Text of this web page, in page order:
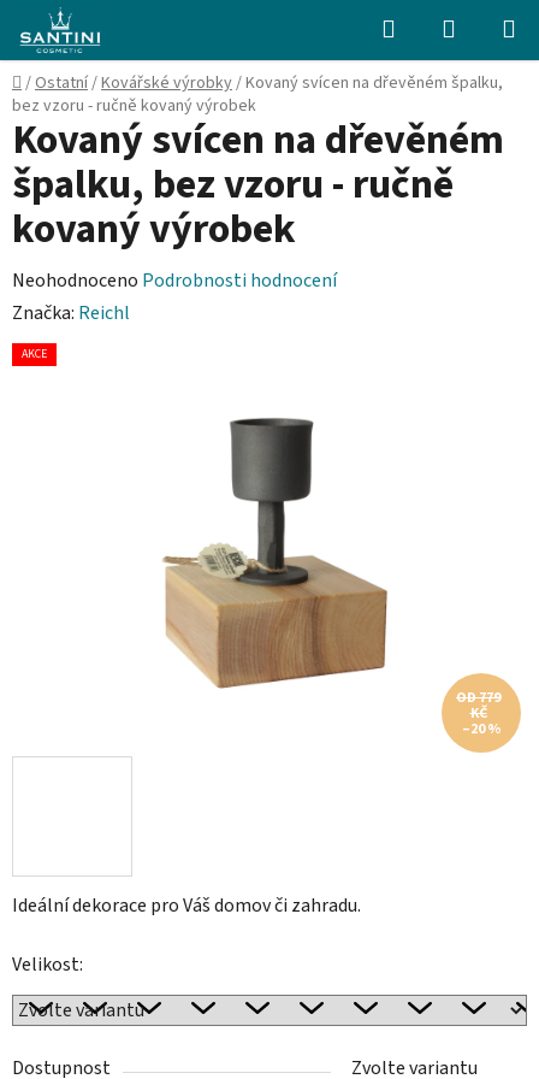
obsah
Hledat
KOŠÍK
Domů
/Ostatní/Kovářské výrobky/Kovaný svícen na dřevěném špalku,
bez vzoru - ručně kovaný výrobek
Ideální dekorace pro Váš domov či zahradu.
Velikost:
Dostupnost Zvolte variantu
Kovaný svícen na dřevěném
špalku, bez vzoru - ručně
kovaný výrobek
Průměrné
hodnocení
produktu
Neohodnoceno Podrobnosti hodnocení
Značka: Reichl
AKCE
OD 779
KČ
–20 %